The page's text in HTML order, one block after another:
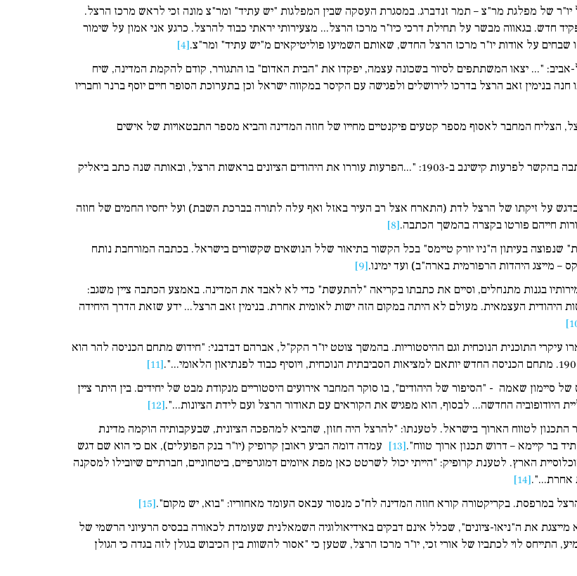
יו"ר של מפלגת מר"צ – תמר זנדברג. במסגרת העסקה שבין המפלגות "יש עתיד" ומר"צ מונה זכי לראש מרכז הרצל.
חדש. בגאווה מבשר על תחילת דרכי כיו"ר מרכז הרצל... מצעירותי יראתי כבוד להרצל. כרגע אני אמון על שימור
שבחים על אודות יו"ר מרכז הרצל החדש, שאותם השמיעו פוליטיקאים מ"יש עתיד" ומר"צ.[4]
אביב: "... יצאו המשתתפים לסיור בשכונה עצמה, יפקדו את "הבית האדום" בו התגורר, קודם להקמת המדינה, שיח
זאב הרצל בדרכו לירושלים ולפגישה עם הקיסר במקווה ישראל וכן בתערוכת הסופר חיים יוסף ברנר וחבריו
הצליח המחבר לאסוף מספר קטעים פיקנטיים מחייו של חוזה המדינה והביא מספר התבטאויות של אישים
תמצית קורות חייו של ביאליק הופיעו ב"זמן מבשרת". הרצל הוזכר בכתבה בהקשר לפרעות קישינב ב-1903: "...הפרעות עוררו את היהודים הציונים בראשות הרצל, ובאותה שנה כתב ביאליק
על זיקתו של הרצל לדת (התארח אצל רב העיר באזל ואף עלה לתורה בברכת השבת) ועל יחסיו החמים של חוזה
חייהם פורטו בקצרה בהמשך הכתבה.[8]
שנפוצה בעיתון ה"ניו יורק טיימס" בכל הקשור בתיאור שלל הנושאים שקשורים בישראל. בכתבה המורחבת נותח
– מייצג היהדות הרפורמית בארה"ב) ועד ימינו.[9]
בגנות מתנחלים, וסיים את כתבתו בקריאה "להתעשת" כדי לא לאבד את המדינה. באמצע הכתבה ציין משגב:
היהודית העצמאית. מעולם לא היתה במקום הזה ישות לאומית אחרת. בנימין זאב הרצל... ידע שזאת הדרך היחידה
התוכנית הנוכחית וגם ההיסטוריות. בהמשך צוטט יו"ר הקק"ל, אברהם דבדבני: "חידוש מתחם הכניסה להר הוא
[11]
שאמה - "הסיפור של היהודים", בו סוקר המחבר אירועים היסטוריים מנקודת מבט של יחידים. בין היתר ציין
היודופוביה החדשה... לבסוף, הוא מפגיש את הקוראים עם תאודור הרצל ועם לידת הציונות...".[12]
לטווח הארוך בישראל. לטענתו: "להרצל היה חזון, שהביא למהפכה הציונית, שבעקבותיה הוקמה מדינת
בר קיימא – דרוש תכנון ארוך טווח".[13]
עמדה דומה הביע ראובן קרופיק (יו"ר בנק הפועלים), אם כי הוא שם דגש
הארץ. לטענת קרופיק: "הייתי יכול לשרטט כאן מפת איומים דמוגרפיים, ביטחוניים, חברתיים שיובילו למסקנה
[14]
במרפסת. בקריקטורה קורא חוזה המדינה לח"כ מנסור עבאס העומד מאחוריו: "בוא, יש מקום".[15]
את ה"ניאו-ציונים", שכלל אינם דבקים באידיאולוגיה השמאלנית שעומדת לכאורה בבסיס הרעיוני הרשמי של
לוי לכתביו של אורי זכי, יו"ר מרכז הרצל, שטען כי "אסור להשוות בין הכיבוש בגולן לזה בגדה כי הגולן